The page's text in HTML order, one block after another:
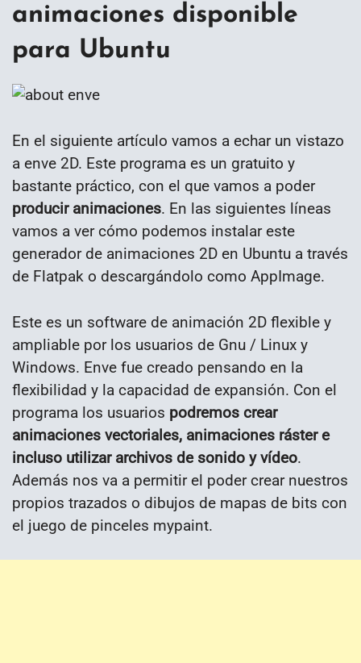
animaciones disponible
para Ubuntu
En el siguiente artículo vamos a echar un vistazo
a enve 2D. Este programa es un gratuito y
bastante práctico, con el que vamos a poder
producir animaciones. En las siguientes líneas
vamos a ver cómo podemos instalar este
generador de animaciones 2D en Ubuntu a través
de Flatpak o descargándolo como AppImage.
Este es un software de animación 2D flexible y
ampliable por los usuarios de Gnu / Linux y
Windows. Enve fue creado pensando en la
flexibilidad y la capacidad de expansión. Con el
programa los usuarios podremos crear
animaciones vectoriales, animaciones ráster e
incluso utilizar archivos de sonido y vídeo.
Además nos va a permitir el poder crear nuestros
propios trazados o dibujos de mapas de bits con
el juego de pinceles mypaint.